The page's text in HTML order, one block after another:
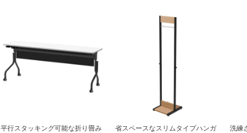
平行スタッキング可能な折り畳み
省スペースなスリムタイプハンガ
洗練